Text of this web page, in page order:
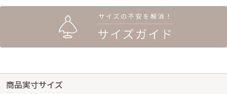
商品実寸サイズ